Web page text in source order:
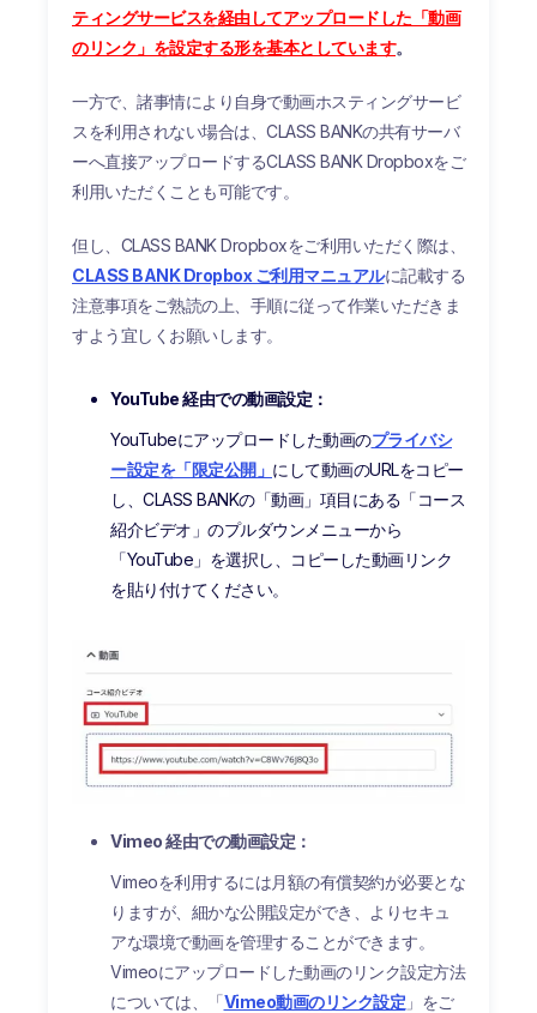
ティングサービスを経由してアップロードした「動画
のリンク」を設定する形を基本としています。
一方で、諸事情により自身で動画ホスティングサービ
スを利用されない場合は、CLASS BANKの共有サーバ
ーへ直接アップロードするCLASS BANK Dropboxをご
利用いただくことも可能です。
但し、CLASS BANK Dropboxをご利用いただく際は、
CLASS BANK Dropbox ご利用マニュアルに記載する
注意事項をご熟読の上、手順に従って作業いただきま
すよう宜しくお願いします。
YouTube 経由での動画設定：
YouTubeにアップロードした動画のプライバシ
ー設定を「限定公開」 にして動画のURLをコピー
し、CLASS BANKの「動画」項目にある「コース
紹介ビデオ」のプルダウンメニューから
「YouTube」を選択し、コピーした動画リンク
を貼り付けてください。
Vimeo 経由での動画設定：
Vimeoを利用するには月額の有償契約が必要とな
りますが、細かな公開設定ができ、よりセキュ
アな環境で動画を管理することができます。
Vimeoにアップロードした動画のリンク設定方法
については、「Vimeo動画のリンク設定 」をご